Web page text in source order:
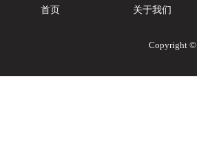
首页 关于我们
Copyright